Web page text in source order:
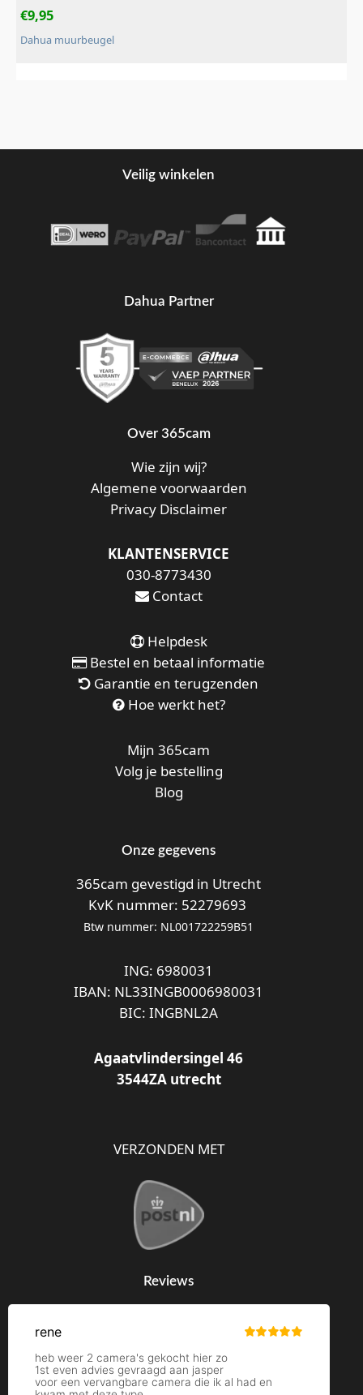
€9,95
Dahua muurbeugel
Veilig winkelen
Dahua Partner
Over 365cam
Wie zijn wij?
Algemene voorwaarden
Privacy Disclaimer
KLANTENSERVICE
030-8773430
Contact
Helpdesk
Bestel en betaal informatie
Garantie en terugzenden
Hoe werkt het?
Mijn 365cam
Volg je bestelling
Blog
Onze gegevens
365cam gevestigd in Utrecht
KvK nummer: 52279693
Btw nummer: NL001722259B51
ING: 6980031
IBAN: NL33INGB0006980031
BIC: INGBNL2A
Agaatvlindersingel 46
3544ZA utrecht
VERZONDEN MET
Reviews